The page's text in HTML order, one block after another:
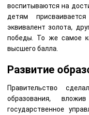
воспитываются на
детям
эквивалент золота,
победы. То же самое
высшего балла.
Развитие
Правительство
образования,
государственное